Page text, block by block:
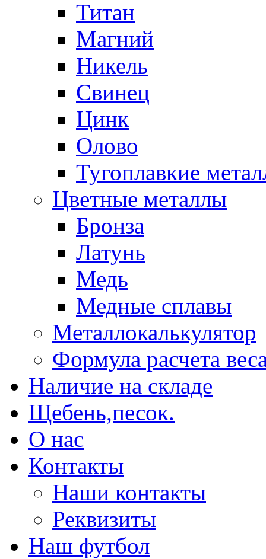
Титан
Магний
Никель
Свинец
Цинк
Олово
Тугоплавкие
Цветные металлы
Бронза
Латунь
Медь
Медные сплавы
Металлокалькулятор
Формула расчета
Наличие на складе
Щебень,песок.
О нас
Контакты
Наши контакты
Реквизиты
Наш футбол